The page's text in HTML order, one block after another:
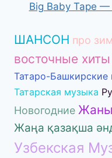
Big Baby Tape —
ШАНСОН про
восточные
Татаро-Башкирские
Татарская музыка
Новогодние
Жаңа қазақша
Узбекская